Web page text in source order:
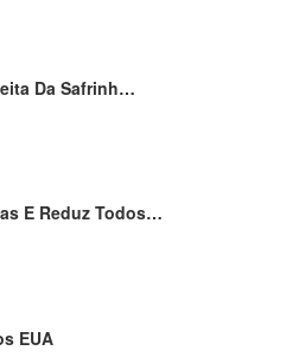
Da Safrinh…
E Reduz Todos…
EUA